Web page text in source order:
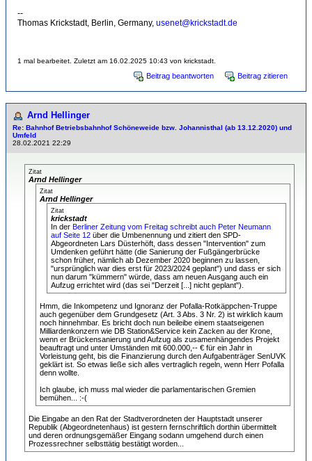
--
Thomas Krickstadt, Berlin, Germany, usenet@krickstadt.de
1 mal bearbeitet. Zuletzt am 16.02.2025 10:43 von krickstadt.
Beitrag beantworten Beitrag zitieren
Arnd Hellinger
Re: Bahnhof Betriebsbahnhof Schöneweide bzw. Johannisthal (ab 13.12.2020) und
Umfeld
28.02.2021 22:29
Zitat
Arnd Hellinger
Zitat
Arnd Hellinger
Zitat
krickstadt
In der Berliner Zeitung vom Freitag schreibt auch Peter Neumann
auf Seite 12 über die Umbenennung und zitiert den SPD-
Abgeordneten Lars Düsterhöft, dass dessen "Intervention" zum
Umdenken geführt hätte (die Sanierung der Fußgängerbrücke
schon früher, nämlich ab Dezember 2020 beginnen zu lassen,
"ursprünglich war dies erst für 2023/2024 geplant") und dass er sich
nun darum "kümmern" würde, dass am neuen Ausgang auch ein
Aufzug errichtet wird (das sei "Derzeit [...] nicht geplant").
Hmm, die Inkompetenz und Ignoranz der Pofalla-Rotkäppchen-Truppe
auch gegenüber dem Grundgesetz (Art. 3 Abs. 3 Nr. 2) ist wirklich kaum
noch hinnehmbar. Es bricht doch nun beileibe einem staatseigenen
Milliardenkonzern wie DB Station&Service kein Zacken au der Krone,
wenn er Brückensanierung und Aufzug als zusamenhängendes Projekt
beauftragt und unter Umständen mit 600.000,-- € für ein Jahr in
Vorleistung geht, bis die Finanzierung durch den Aufgabenträger SenUVK
geklärt ist. So etwas ließe sich alles vertraglich regeln, wenn Herr Pofalla
denn wollte.
Ich glaube, ich muss mal wieder die parlamentarischen Gremien
bemühen... :-(
Die Eingabe an den Rat der Stadtverordneten der Hauptstadt unserer
Republik (Abgeordnetenhaus) ist gestern fernschriftlich dorthin übermittelt
und deren ordnungsgemäßer Eingang sodann umgehend durch einen
Prozessrechner selbsttätig bestätigt worden...